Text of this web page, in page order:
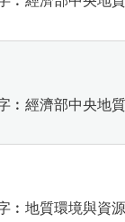
︰經濟部中央地
︰地質環境與資